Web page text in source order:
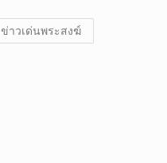
ข่าวเด่นพระสงฆ์